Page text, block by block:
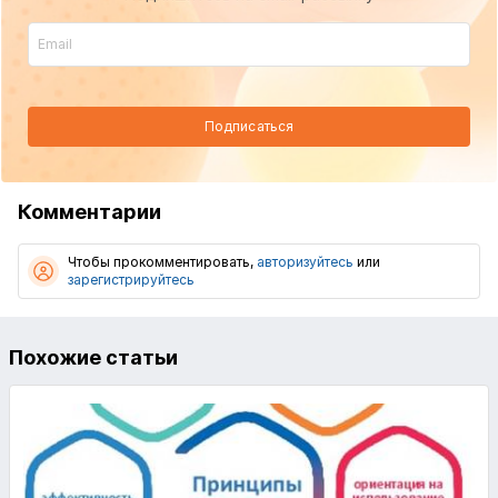
Уже сейчас госорганы и органы местного самоуправления
но не спешат это делать. На то есть причины:
Прежде чем внедрить электронный архив, требуется
поэтапное изменение нормативной базы
и регламентных работ на всех уровнях власти, а это
длительная процедура.
Подписаться
Комментарии
Чтобы прокомментировать, авторизуйтесь или
зарегистрируйтесь
Похожие статьи